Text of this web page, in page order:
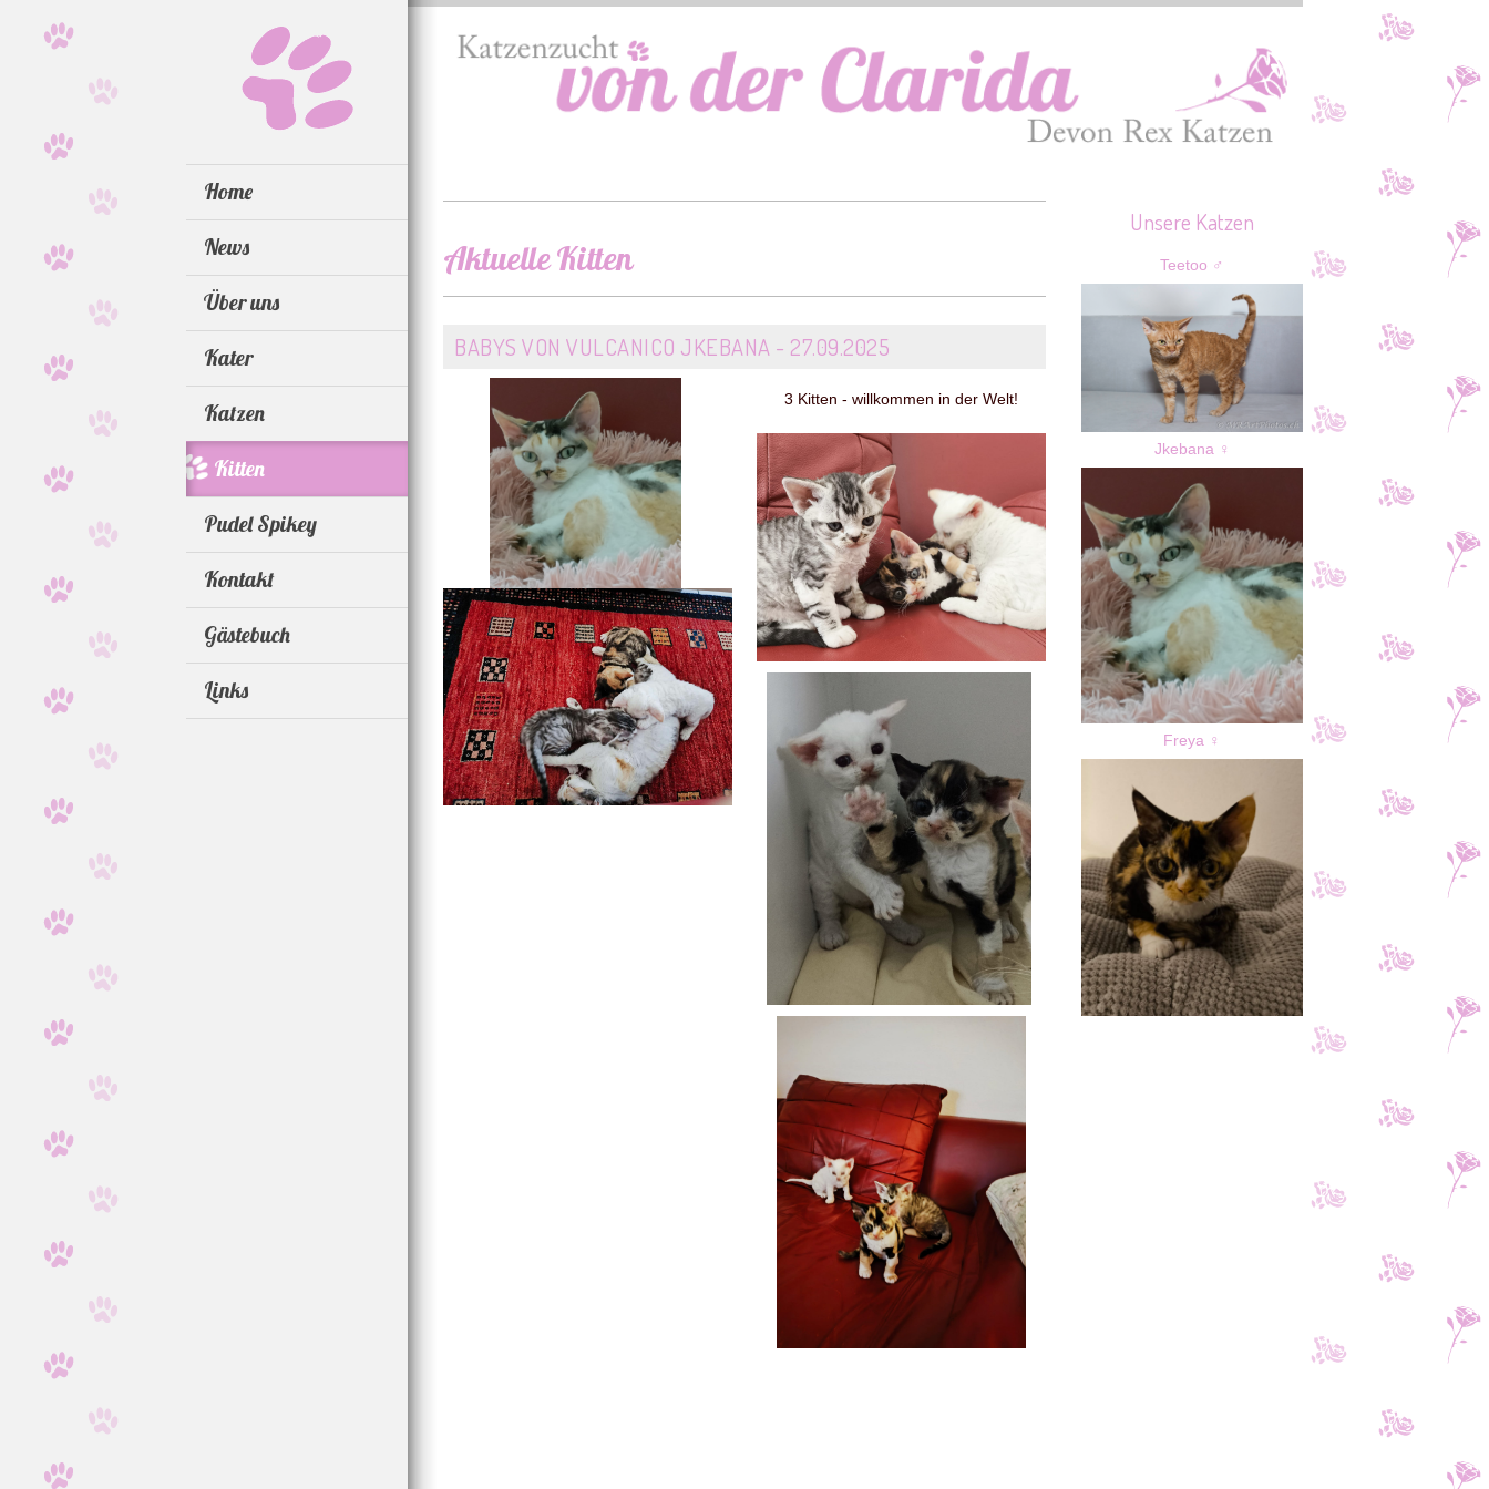
Home
News
Über uns
Kater
Katzen
Kitten
Pudel Spikey
Kontakt
Gästebuch
Links
Unsere Katzen
Teetoo ♂
Jkebana ♀
Freya ♀
Aktuelle Kitten
BABYS VON VULCANICO JKEBANA - 27.09.2025
3 Kitten - willkommen in der Welt!